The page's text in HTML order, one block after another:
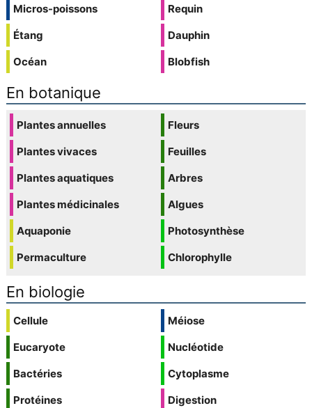
Micros-poissons
Étang
Océan
Requin
Dauphin
Blobfish
En botanique
Plantes annuelles
Plantes vivaces
Plantes aquatiques
Plantes médicinales
Aquaponie
Permaculture
Fleurs
Feuilles
Arbres
Algues
Photosynthèse
Chlorophylle
En biologie
Cellule
Eucaryote
Bactéries
Protéines
Méiose
Nucléotide
Cytoplasme
Digestion